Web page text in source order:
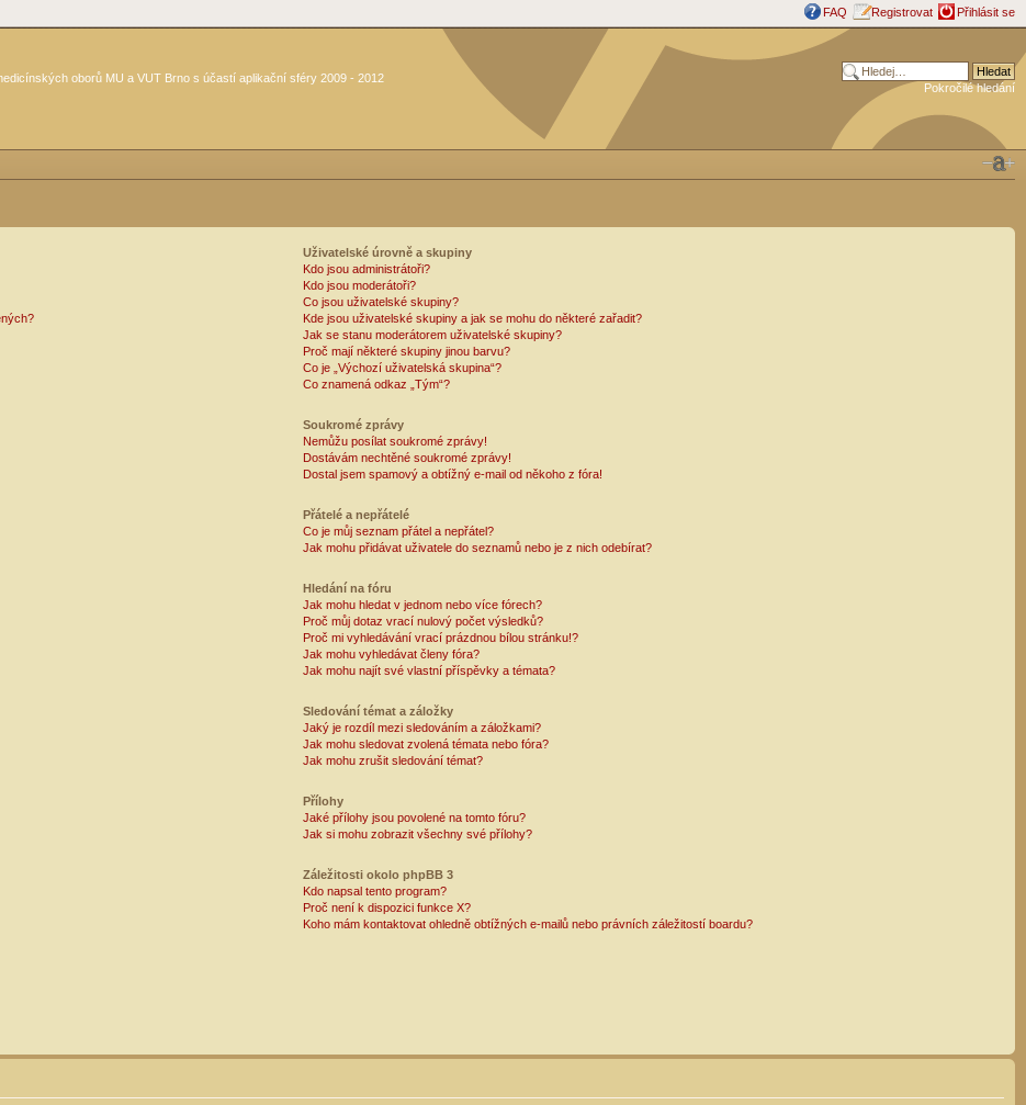
FAQ Registrovat Přihlásit se
oborů MU a VUT Brno s účastí aplikační sféry 2009 - 2012
Pokročilé hledání
Uživatelské úrovně a skupiny
Kdo jsou administrátoři?
Kdo jsou moderátoři?
Co jsou uživatelské skupiny?
Kde jsou uživatelské skupiny a jak se mohu do některé zařadit?
Jak se stanu moderátorem uživatelské skupiny?
Proč mají některé skupiny jinou barvu?
Co je „Výchozí uživatelská skupina“?
Co znamená odkaz „Tým“?
Soukromé zprávy
Nemůžu posílat soukromé zprávy!
Dostávám nechtěné soukromé zprávy!
Dostal jsem spamový a obtížný e-mail od někoho z fóra!
Přátelé a nepřátelé
Co je můj seznam přátel a nepřátel?
Jak mohu přidávat uživatele do seznamů nebo je z nich odebírat?
Hledání na fóru
Jak mohu hledat v jednom nebo více fórech?
Proč můj dotaz vrací nulový počet výsledků?
Proč mi vyhledávání vrací prázdnou bílou stránku!?
Jak mohu vyhledávat členy fóra?
Jak mohu najít své vlastní příspěvky a témata?
Sledování témat a záložky
Jaký je rozdíl mezi sledováním a záložkami?
Jak mohu sledovat zvolená témata nebo fóra?
Jak mohu zrušit sledování témat?
Přílohy
Jaké přílohy jsou povolené na tomto fóru?
Jak si mohu zobrazit všechny své přílohy?
Záležitosti okolo phpBB 3
Kdo napsal tento program?
Proč není k dispozici funkce X?
Koho mám kontaktovat ohledně obtížných e-mailů nebo právních záležitostí boardu?